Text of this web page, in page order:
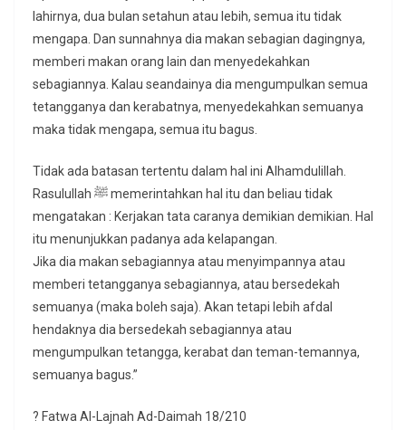
lahirnya, dua bulan setahun atau lebih, semua itu tidak
mengapa. Dan sunnahnya dia makan sebagian dagingnya,
memberi makan orang lain dan menyedekahkan
sebagiannya. Kalau seandainya dia mengumpulkan semua
tetangganya dan kerabatnya, menyedekahkan semuanya
maka tidak mengapa, semua itu bagus.
Tidak ada batasan tertentu dalam hal ini Alhamdulillah.
Rasulullah ﷺ memerintahkan hal itu dan beliau tidak
mengatakan : Kerjakan tata caranya demikian demikian. Hal
itu menunjukkan padanya ada kelapangan.
Jika dia makan sebagiannya atau menyimpannya atau
memberi tetangganya sebagiannya, atau bersedekah
semuanya (maka boleh saja). Akan tetapi lebih afdal
hendaknya dia bersedekah sebagiannya atau
mengumpulkan tetangga, kerabat dan teman-temannya,
semuanya bagus.”
? Fatwa Al-Lajnah Ad-Daimah 18/210